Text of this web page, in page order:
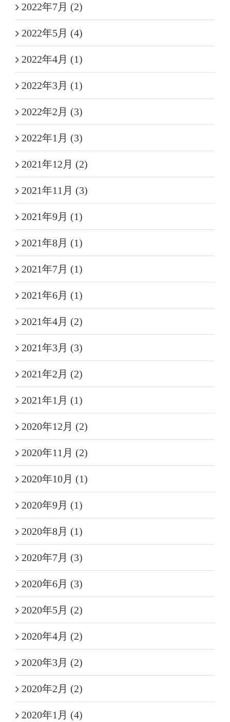
2022年7月 (2)
2022年5月 (4)
2022年4月 (1)
2022年3月 (1)
2022年2月 (3)
2022年1月 (3)
2021年12月 (2)
2021年11月 (3)
2021年9月 (1)
2021年8月 (1)
2021年7月 (1)
2021年6月 (1)
2021年4月 (2)
2021年3月 (3)
2021年2月 (2)
2021年1月 (1)
2020年12月 (2)
2020年11月 (2)
2020年10月 (1)
2020年9月 (1)
2020年8月 (1)
2020年7月 (3)
2020年6月 (3)
2020年5月 (2)
2020年4月 (2)
2020年3月 (2)
2020年2月 (2)
2020年1月 (4)